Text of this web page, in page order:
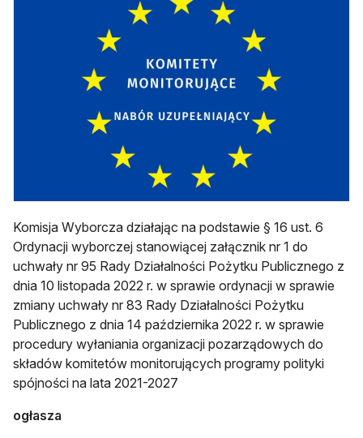
Komisja Wyborcza działając na podstawie § 16 ust. 6
Ordynacji wyborczej stanowiącej załącznik nr 1 do
uchwały nr 95 Rady Działalności Pożytku Publicznego z
dnia 10 listopada 2022 r. w sprawie ordynacji w sprawie
zmiany uchwały nr 83 Rady Działalności Pożytku
Publicznego z dnia 14 października 2022 r. w sprawie
procedury wyłaniania organizacji pozarządowych do
składów komitetów monitorujących programy polityki
spójności na lata 2021-2027
ogłasza